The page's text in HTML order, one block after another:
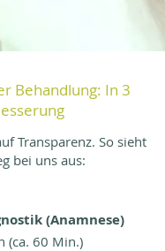
Behandlung: In 3
Transparenz. So sieht
bei uns aus:
(Anamnese)
(ca. 60 Min.)